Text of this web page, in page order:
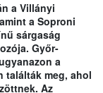
a Villányi
a Soproni
sárgaság
Győr-
a
találták meg, ahol
Az